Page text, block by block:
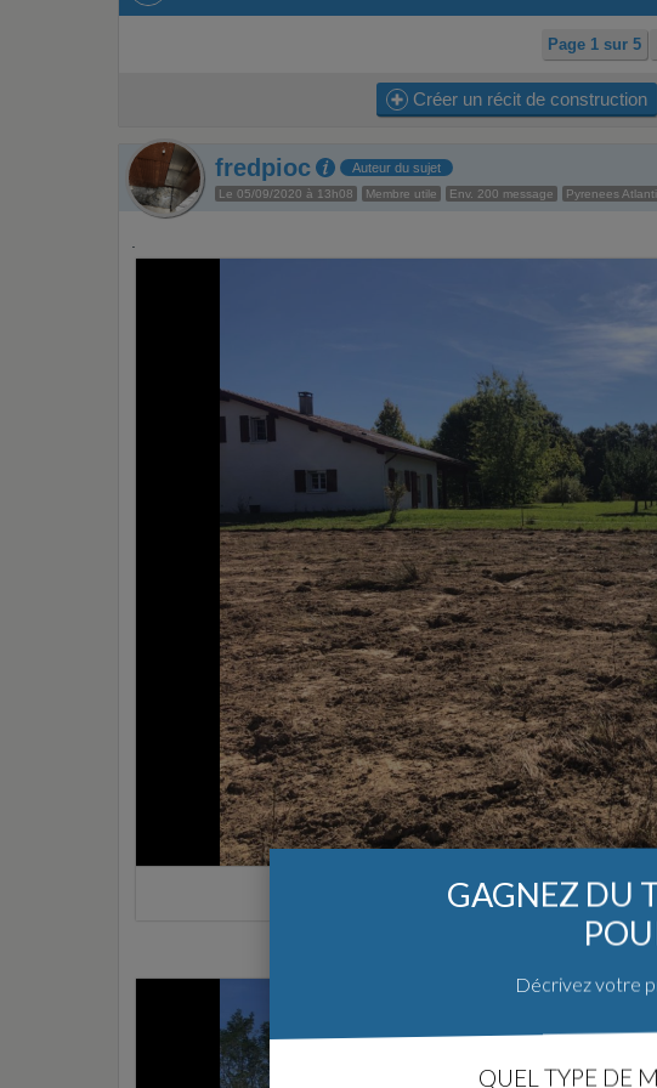
Page 1 sur 5
Créer un récit de construction
fredpioc Auteur du sujet
Le 05/09/2020 à 13h08 Membre utile Env. 200 message Pyrenees
GAGNEZ DU
Décrivez votre
QUEL TYPE DE